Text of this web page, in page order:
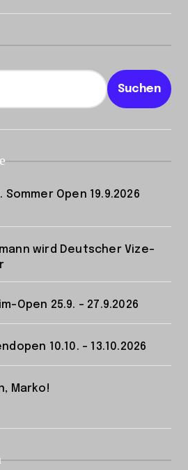
Suchen
Open 19.9.2026
wird Deutscher Vize-
Open 25.9. – 27.9.2026
10.10. – 13.10.2026
Marko!